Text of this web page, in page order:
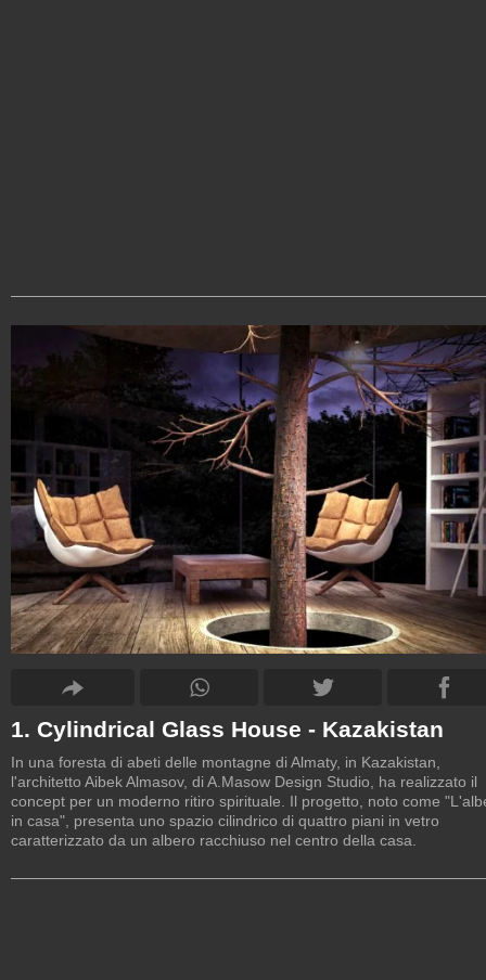
1. Cylindrical Glass House - Kazakistan
In una foresta di abeti delle montagne di Almaty, in Kazakistan,
l'architetto Aibek Almasov, di A.Masow Design Studio, ha realizzato il
concept per un moderno ritiro spirituale. Il progetto, noto come
in casa", presenta uno spazio cilindrico di quattro piani in vetro
caratterizzato da un albero racchiuso nel centro della casa.